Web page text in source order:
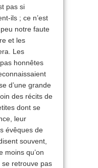
pas si
ils ; ce n’est
notre faute
et les
Les
honnêtes
d’une grande
des récits de
dont se
leur
évêques de
souvent,
moins qu’on
se retrouve pas